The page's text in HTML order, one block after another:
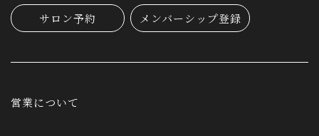
サロン予約 メンバーシップ登録
営業について